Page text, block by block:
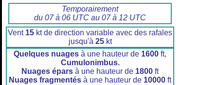
Temporairement
du 07 à 06 UTC au 07 à 12 UTC
Vent 15 kt de direction variable avec des rafales
jusqu'à 25kt
Quelques nuages à une hauteur de 1600 ft,
Cumulonimbus.
Nuages épars à une hauteur de 1800 ft
Nuages fragmentés à une hauteur de 10000 ft